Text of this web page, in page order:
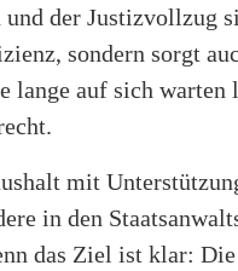
der Justizvollzug
sondern sorgt
lange auf sich warten
mit
in den
das Ziel ist klar: